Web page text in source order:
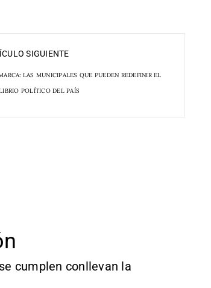
SIGUIENTE
LAS MUNICIPALES QUE PUEDEN REDEFINIR EL
POLÍTICO DEL PAÍS
cumplen conllevan la